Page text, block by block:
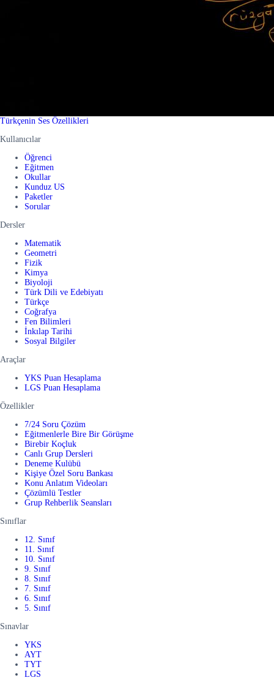
Türkçenin Ses Özellikleri
Kullanıcılar
Öğrenci
Eğitmen
Okullar
Kunduz US
Paketler
Sorular
Dersler
Matematik
Geometri
Fizik
Kimya
Biyoloji
Türk Dili ve Edebiyatı
Türkçe
Coğrafya
Fen Bilimleri
İnkılap Tarihi
Sosyal Bilgiler
Araçlar
YKS Puan Hesaplama
LGS Puan Hesaplama
Özellikler
7/24 Soru Çözüm
Eğitmenlerle Bire Bir Görüşme
Birebir Koçluk
Canlı Grup Dersleri
Deneme Kulübü
Kişiye Özel Soru Bankası
Konu Anlatım Videoları
Çözümlü Testler
Grup Rehberlik Seansları
Sınıflar
12. Sınıf
11. Sınıf
10. Sınıf
9. Sınıf
8. Sınıf
7. Sınıf
6. Sınıf
5. Sınıf
Sınavlar
YKS
AYT
TYT
LGS